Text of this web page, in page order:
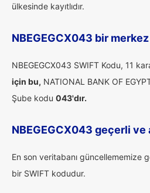
ülkesinde kayıtlıdır.
NBEGEGCX043 bir
NBEGEGCX043 SWIFT Kodu, 11
için bu, NATIONAL BANK OF
Şube kodu 043'dır.
NBEGEGCX043 geçerli ve
En son veritabanı güncellememize
bir SWIFT kodudur.